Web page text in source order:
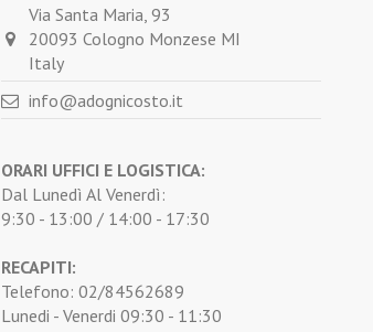
Via Santa Maria, 93
20093 Cologno Monzese MI
Italy
info@adognicosto.it
ORARI UFFICI E LOGISTICA:
Dal Lunedì Al Venerdì:
9:30 - 13:00 / 14:00 - 17:30
RECAPITI:
Telefono: 02/84562689
Lunedi - Venerdi 09:30 - 11:30